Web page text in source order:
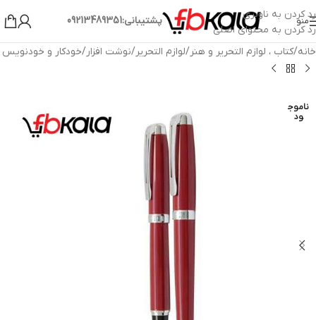
رد کردن به ناوبری
رد کردن به محتوای اصلی
منو پشتیبانی:09213489351
خانه/کتاب ، لوازم التحریر و هنر/لوازم التحریر/نوشت افزار/خودکار و خودنویس
ناموج
ود